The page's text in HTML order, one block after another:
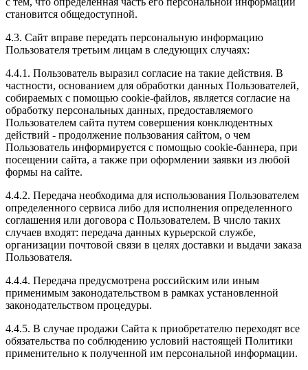
становится общедоступной.
4.3. Сайт вправе передать персональную информацию
Пользователя третьим лицам в следующих случаях:
4.4.1. Пользователь выразил согласие на такие действия. В
частности, основанием для обработки данных Пользователей,
собираемых с помощью cookie-файлов, является согласие на
обработку персональных данных, предоставляемого
Пользователем сайта путем совершения конклюдентных
действий - продолжение пользования сайтом, о чем
Пользователь информируется с помощью cookie-баннера, при
посещении сайта, а также при оформлении заявки из любой
формы на сайте.
4.4.2. Передача необходима для использования Пользователем
определенного сервиса либо для исполнения определенного
соглашения или договора с Пользователем. В число таких
случаев входят: передача данных курьерской службе,
организации почтовой связи в целях доставки и выдачи заказа
Пользователя.
4.4.4. Передача предусмотрена российским или иным
применимым законодательством в рамках установленной
законодательством процедуры.
4.4.5. В случае продажи Сайта к приобретателю переходят все
обязательства по соблюдению условий настоящей Политики
применительно к полученной им персональной информации.